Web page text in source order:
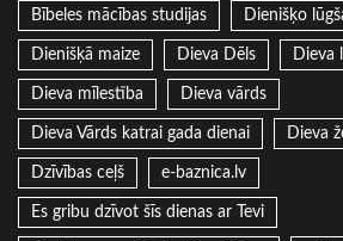
Bībeles mācības studijas Dienišķo
Dienišķā maize Dieva Dēls Dieva
Dieva mīlestība Dieva vārds
Dieva Vārds katrai gada dienai Dieva
Dzīvības ceļš e-baznica.lv
Es gribu dzīvot šīs dienas ar Tevi